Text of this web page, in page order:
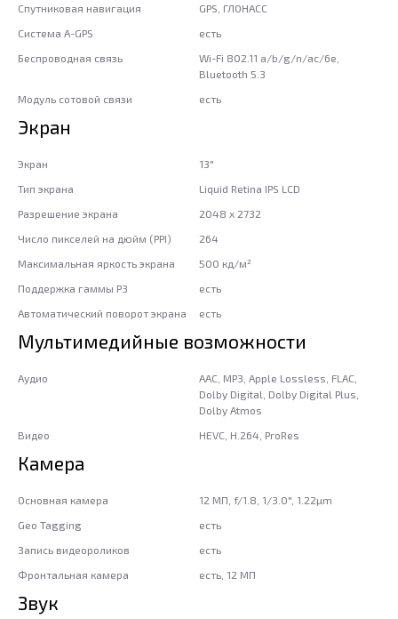
Спутниковая навигация
GPS, ГЛОНАСС
Система A-GPS
есть
Беспроводная связь
Wi-Fi 802.11 a/b/g/n/ac/6e,
Bluetooth 5.3
Модуль сотовой связи
есть
Экран
Экран
13"
Тип экрана
Liquid Retina IPS LCD
Разрешение экрана
2048 x 2732
Число пикселей на дюйм (PPI)
264
Максимальная яркость экрана
500 кд/м²
Поддержка гаммы P3
есть
Автоматический поворот экрана
есть
Мультимедийные возможности
Аудио
AAC, MP3, Apple Lossless, FLAC,
Dolby Digital, Dolby Digital Plus,
Dolby Atmos
Видео
HEVC, H.264, ProRes
Камера
Основная камера
12 МП, f/1.8, 1/3.0", 1.22µm
Geo Tagging
есть
Запись видеороликов
есть
Фронтальная камера
есть, 12 МП
Звук